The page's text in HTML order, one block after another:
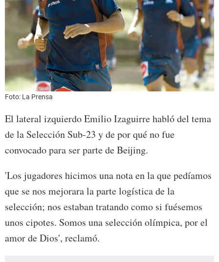
Foto: La Prensa
El lateral izquierdo Emilio Izaguirre habló del tema
de la Selección Sub-23 y de por qué no fue
convocado para ser parte de Beijing.
'Los jugadores hicimos una nota en la que pedíamos
que se nos mejorara la parte logística de la
selección; nos estaban tratando como si fuésemos
unos cipotes. Somos una selección olímpica, por el
amor de Dios', reclamó.